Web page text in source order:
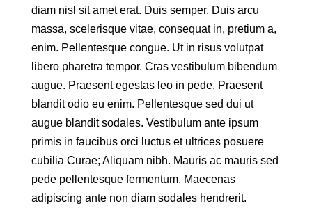
diam nisl sit amet erat. Duis semper. Duis arcu
massa, scelerisque vitae, consequat in, pretium a,
enim. Pellentesque congue. Ut in risus volutpat
libero pharetra tempor. Cras vestibulum bibendum
augue. Praesent egestas leo in pede. Praesent
blandit odio eu enim. Pellentesque sed dui ut
augue blandit sodales. Vestibulum ante ipsum
primis in faucibus orci luctus et ultrices posuere
cubilia Curae; Aliquam nibh. Mauris ac mauris sed
pede pellentesque fermentum. Maecenas
adipiscing ante non diam sodales hendrerit.